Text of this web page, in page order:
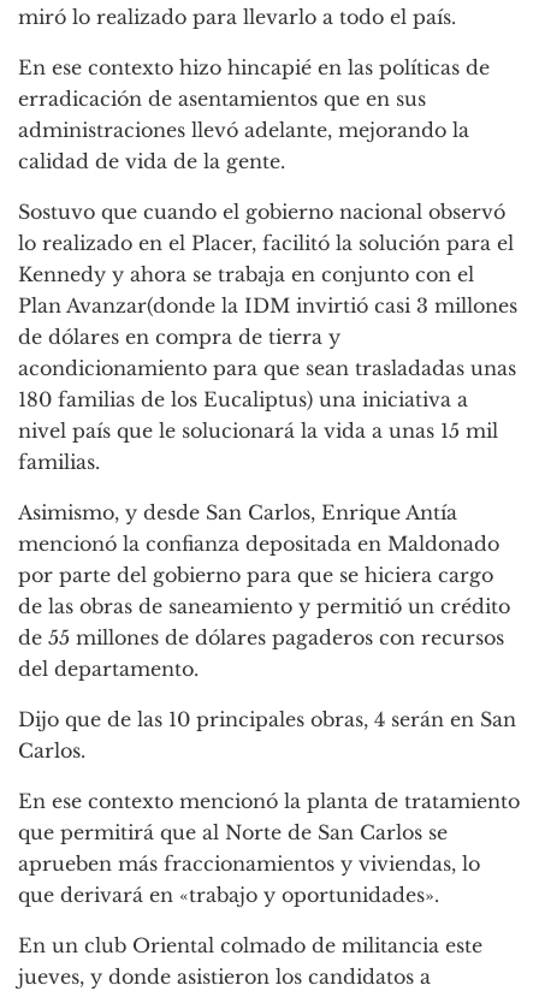
miró lo realizado para llevarlo a todo el país.
En ese contexto hizo hincapié en las políticas de
erradicación de asentamientos que en sus
administraciones llevó adelante, mejorando la
calidad de vida de la gente.
Sostuvo que cuando el gobierno nacional observó
lo realizado en el Placer, facilitó la solución para el
Kennedy y ahora se trabaja en conjunto con el
Plan Avanzar(donde la IDM invirtió casi 3 millones
de dólares en compra de tierra y
acondicionamiento para que sean trasladadas unas
180 familias de los Eucaliptus) una iniciativa a
nivel país que le solucionará la vida a unas 15 mil
familias.
Asimismo, y desde San Carlos, Enrique Antía
mencionó la confianza depositada en Maldonado
por parte del gobierno para que se hiciera cargo
de las obras de saneamiento y permitió un crédito
de 55 millones de dólares pagaderos con recursos
del departamento.
Dijo que de las 10 principales obras, 4 serán en San
Carlos.
En ese contexto mencionó la planta de tratamiento
que permitirá que al Norte de San Carlos se
aprueben más fraccionamientos y viviendas, lo
que derivará en «trabajo y oportunidades».
En un club Oriental colmado de militancia este
jueves, y donde asistieron los candidatos a